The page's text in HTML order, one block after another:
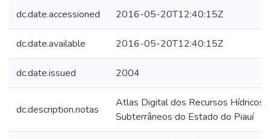
dc.date.accessioned 2016-05-20T12:40:15Z
dc.date.available 2016-05-20T12:40:15Z
dc.date.issued 2004
dc.description.notas
Atlas Digital dos Recursos Hídricos
Subterrâneos do Estado do Piauí